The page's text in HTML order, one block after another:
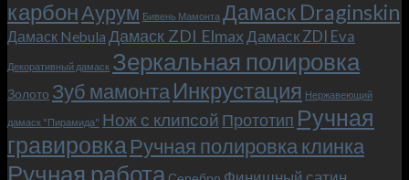
как
мы
прикоснулись
к
фильма.
карбонАурум Бивень Мамонта Дамаск Draginskin
Дамаск Nebula Дамаск ZDI Elmax Дамаск ZDI Eva
Декоративный дамаск Зеркальная полировка
Золото Зуб мамонтаИнкрустация Нержавеющий
дамаск "Пирамида" Нож с клипсой Прототип Ручная
гравировкаРучная полировка клинка
Ручная работа